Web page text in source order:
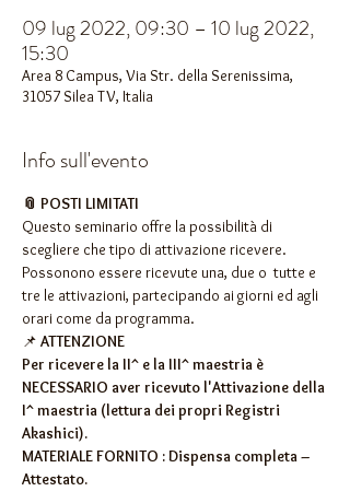
09 lug 2022, 09:30 – 10 lug 2022,
15:30
Area 8 Campus, Via Str. della Serenissima,
31057 Silea TV, Italia
Info sull'evento
📎 POSTI LIMITATI
Questo seminario offre la possibilità di
scegliere che tipo di attivazione ricevere.
Possonono essere ricevute una, due o  tutte e
tre le attivazioni, partecipando ai giorni ed agli
orari come da programma.
📌 ATTENZIONE
Per ricevere la II^ e la III^ maestria è
NECESSARIO aver ricevuto l'Attivazione della
I^ maestria (lettura dei propri Registri
Akashici).
MATERIALE FORNITO : Dispensa completa –
Attestato.